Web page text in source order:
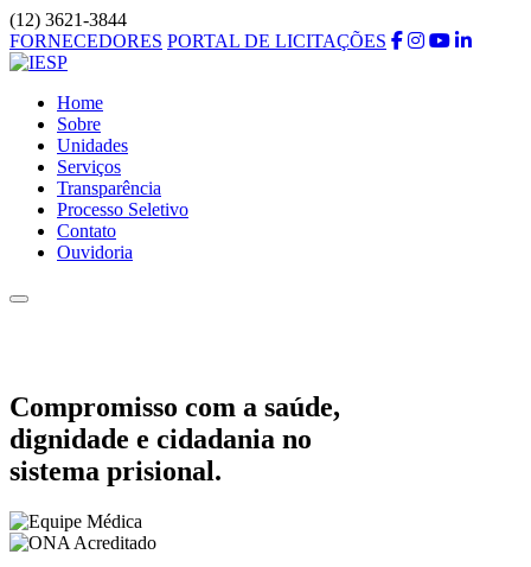
(12) 3621-3844
FORNECEDORES PORTAL DE LICITAÇÕES
Home
Sobre
Unidades
Serviços
Transparência
Processo Seletivo
Contato
Ouvidoria
Compromisso com a saúde,
dignidade e cidadania no
sistema prisional.